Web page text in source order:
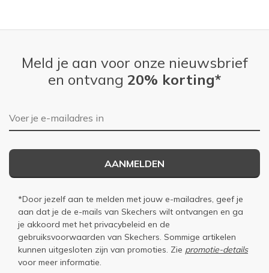
Meld je aan voor onze nieuwsbrief
en ontvang 20% korting*
E-mailadres
AANMELDEN
*Door jezelf aan te melden met jouw e-mailadres, geef je
aan dat je de e-mails van Skechers wilt ontvangen en ga
je akkoord met het privacybeleid en de
gebruiksvoorwaarden van Skechers. Sommige artikelen
kunnen uitgesloten zijn van promoties. Zie promotie-details
voor meer informatie.